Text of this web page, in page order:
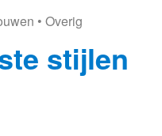
• Overig
stijlen